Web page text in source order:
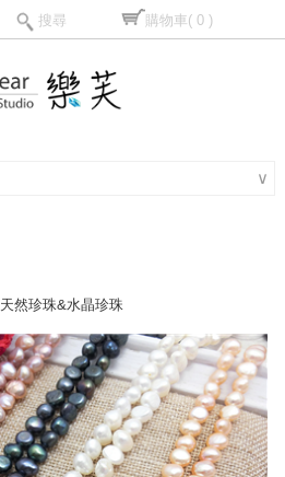
搜尋 購物車( 0 )
∨
天然珍珠&水晶珍珠